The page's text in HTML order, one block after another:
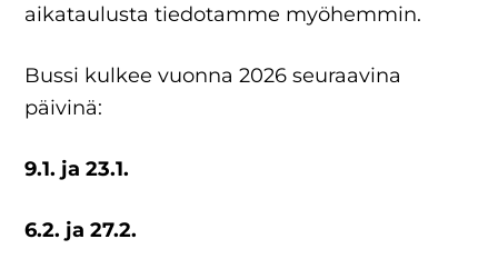
aikataulusta tiedotamme myöhemmin.
Bussi kulkee vuonna 2026 seuraavina
päivinä:
9.1. ja 23.1.
6.2. ja 27.2.